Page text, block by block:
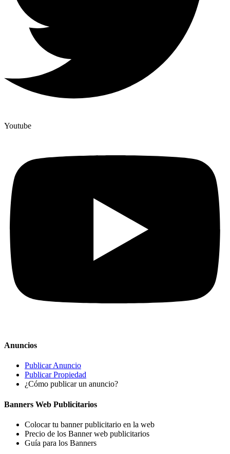
Youtube
Anuncios
Publicar Anuncio
Publicar Propiedad
¿Cómo publicar un anuncio?
Banners Web Publicitarios
Colocar tu banner publicitario en la web
Precio de los Banner web publicitarios
Guía para los Banners